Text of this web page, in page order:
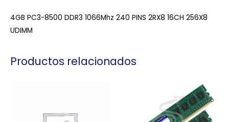
4GB PC3-8500 DDR3 1066Mhz 240 PINS 2RX8 16CH 256X8
UDIMM
Productos relacionados